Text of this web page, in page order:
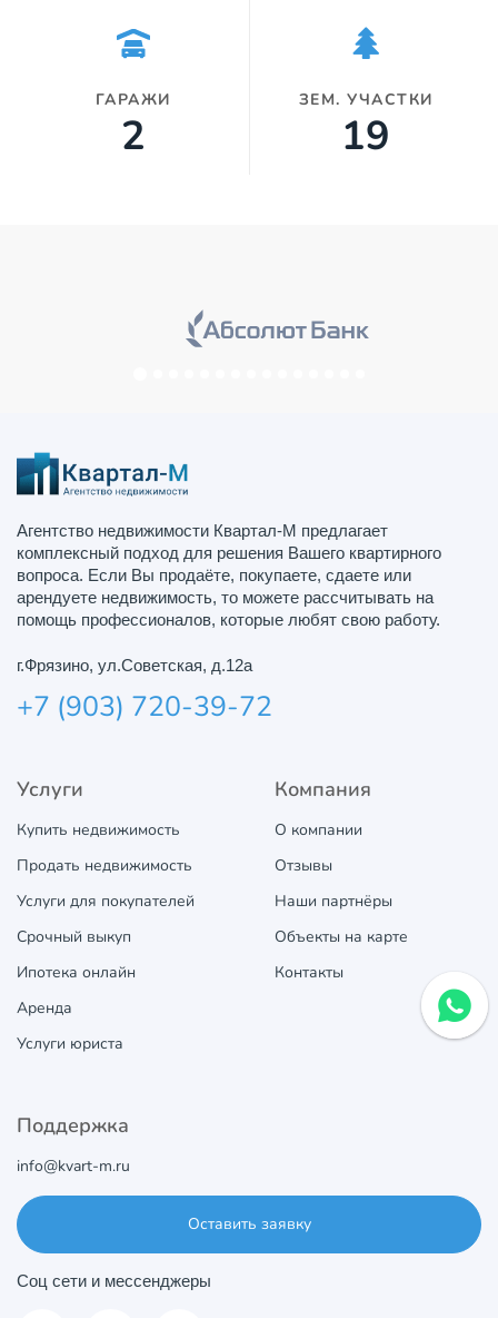
ГАРАЖИ
2
ЗЕМ. УЧАСТКИ
19
Агентство недвижимости Квартал-М предлагает
комплексный подход для решения Вашего квартирного
вопроса. Если Вы продаёте, покупаете, сдаете или
арендуете недвижимость, то можете рассчитывать на
помощь профессионалов, которые любят свою работу.
г.Фрязино, ул.Советская, д.12а
+7 (903) 720-39-72
Услуги
Купить недвижимость
Продать недвижимость
Услуги для покупателей
Срочный выкуп
Ипотека онлайн
Аренда
Услуги юриста
Компания
О компании
Отзывы
Наши партнёры
Объекты на карте
Контакты
Поддержка
info@kvart-m.ru
Оставить заявку
Соц сети и мессенджеры